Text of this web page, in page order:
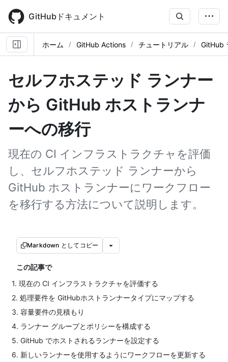
main
content
GitHubドキュメント
ホーム GitHub Actions チュートリアル GitHub
セルフホステッド ランナー
から GitHub ホストランナ
ーへの移行
現在の CI インフラストラクチャを評価
し、セルフホステッド ランナーから
GitHub ホストランナーにワークフロー
を移行する方法について説明します。
Markdown としてコピー
この記事で
1. 現在の CI インフラストラクチャを評価する
2. 処理要件を GitHubホストランナータイプにマップする
3. 容量要件の見積もり
4. ランナー グループとポリシーを構成する
5. GitHub でホストされるランナーを設定する
6. 新しいランナーを使用するようにワークフローを更新する